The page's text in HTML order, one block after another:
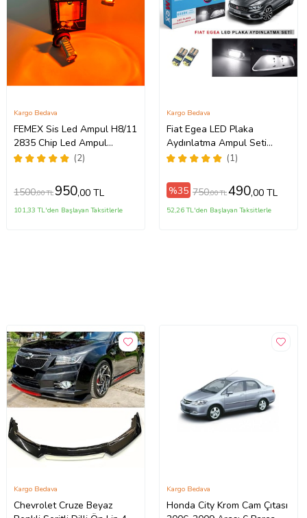
FEMEX Sis Led Ampul H8/11
2835 Chip Led Ampul
Turuncu Ultra Parlak
(2)
Kargo Bedava
1500,00 TL 950,00 TL
101,33 TL'den Başlayan Taksitlerle
Fiat Egea LED Plaka
Aydınlatma Ampul Seti
FEMEX Parlak Beyaz
(1)
Kargo Bedava
%35 750,00 TL490,00 TL
52,26 TL'den Başlayan Taksitlerle
Chevrolet Cruze Beyaz
Kargo Bedava
Honda City Krom Cam Çıtası
Kargo Bedava